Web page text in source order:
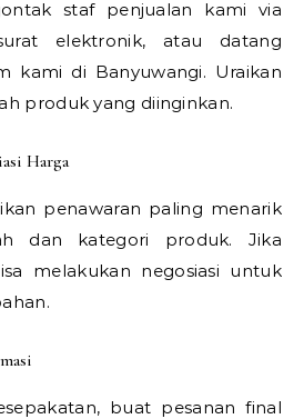
staf penjualan kami via
elektronik, atau datang
kami di Banyuwangi. Uraikan
produk yang diinginkan.
Harga
penawaran paling menarik
dan kategori produk. Jika
melakukan negosiasi untuk
buat pesanan final